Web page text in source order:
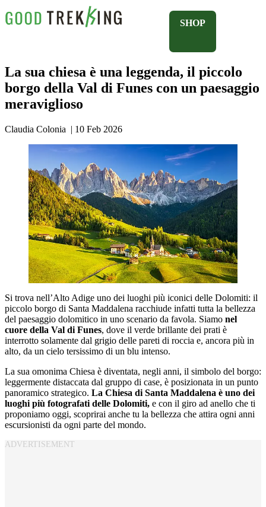
SHOP
La sua chiesa è una leggenda, il piccolo
borgo della Val di Funes con un paesaggio
meraviglioso
Claudia Colonia | 10 Feb 2026
Si trova nell’Alto Adige uno dei luoghi più iconici delle Dolomiti: il
piccolo borgo di Santa Maddalena racchiude infatti tutta la bellezza
del paesaggio dolomitico in uno scenario da favola. Siamo nel
cuore della Val di Funes, dove il verde brillante dei prati è
interrotto solamente dal grigio delle pareti di roccia e, ancora più in
alto, da un cielo tersissimo di un blu intenso.
La sua omonima Chiesa è diventata, negli anni, il simbolo del borgo:
leggermente distaccata dal gruppo di case, è posizionata in un punto
panoramico strategico. La Chiesa di Santa Maddalena è uno dei
luoghi più fotografati delle Dolomiti, e con il giro ad anello che ti
proponiamo oggi, scoprirai anche tu la bellezza che attira ogni anni
escursionisti da ogni parte del mondo.